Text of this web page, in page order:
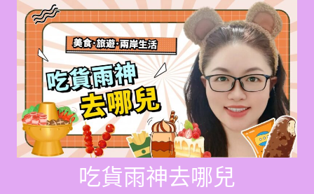
Skip
content
吃貨雨神去哪兒